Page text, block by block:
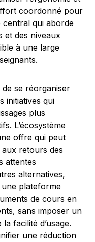
coordonné pour
qui aborde
et des niveaux
à une large
se réorganiser
initiatives qui
plus
L’écosystème
offre qui peut
retours des
attentes
alternatives,
une plateforme
de cours en
sans imposer un
facilité d’usage.
une réduction